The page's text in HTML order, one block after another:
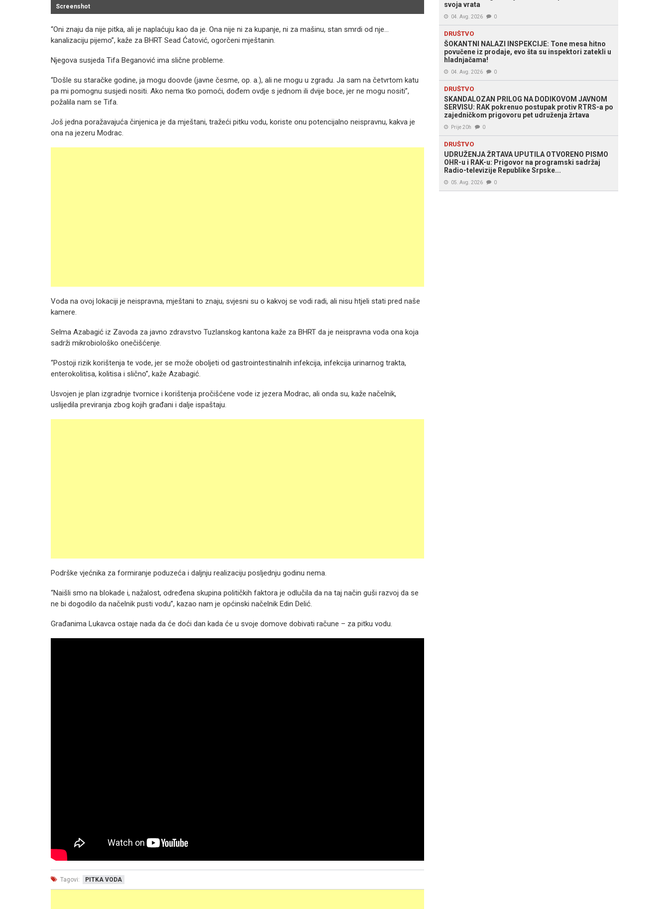
Screenshot
“Oni znaju da nije pitka, ali je naplaćuju kao da je. Ona nije ni za kupanje, ni za mašinu, stan smrdi od nje…
kanalizaciju pijemo”, kaže za BHRT Sead Ćatović, ogorčeni mještanin.
Njegova susjeda Tifa Beganović ima slične probleme.
“Došle su staračke godine, ja mogu doovde (javne česme, op. a.), ali ne mogu u zgradu. Ja sam na četvrtom katu
pa mi pomognu susjedi nositi. Ako nema tko pomoći, dođem ovdje s jednom ili dvije boce, jer ne mogu nositi”,
požalila nam se Tifa.
Još jedna poražavajuća činjenica je da mještani, tražeći pitku vodu, koriste onu potencijalno neispravnu, kakva je
ona na jezeru Modrac.
Voda na ovoj lokaciji je neispravna, mještani to znaju, svjesni su o kakvoj se vodi radi, ali nisu htjeli stati pred naše
kamere.
Selma Azabagić iz Zavoda za javno zdravstvo Tuzlanskog kantona kaže za BHRT da je neispravna voda ona koja
sadrži mikrobiološko onečišćenje.
“Postoji rizik korištenja te vode, jer se može oboljeti od gastrointestinalnih infekcija, infekcija urinarnog trakta,
enterokolitisa, kolitisa i slično”, kaže Azabagić.
Usvojen je plan izgradnje tvornice i korištenja pročišćene vode iz jezera Modrac, ali onda su, kaže načelnik,
uslijedila previranja zbog kojih građani i dalje ispaštaju.
Podrške vjećnika za formiranje poduzeća i daljnju realizaciju posljednju godinu nema.
“Naišli smo na blokade i, nažalost, određena skupina političkih faktora je odlučila da na taj način guši razvoj da se
ne bi dogodilo da načelnik pusti vodu”, kazao nam je općinski načelnik Edin Delić.
Građanima Lukavca ostaje nada da će doći dan kada će u svoje domove dobivati račune – za pitku vodu.
Tagovi: PITKA VODA
svoja vrata
04. Avg. 2026 0
DRUŠTVO
ŠOKANTNI NALAZI INSPEKCIJE: Tone mesa hitno
povučene iz prodaje, evo šta su inspektori zatekli u
hladnjačama!
04. Avg. 2026 0
DRUŠTVO
SKANDALOZAN PRILOG NA DODIKOVOM JAVNOM
SERVISU: RAK pokrenuo postupak protiv RTRS-a po
zajedničkom prigovoru pet udruženja žrtava
Prije 20h 0
DRUŠTVO
UDRUŽENJA ŽRTAVA UPUTILA OTVORENO PISMO
OHR-u i RAK-u: Prigovor na programski sadržaj
Radio-televizije Republike Srpske...
05. Avg. 2026 0